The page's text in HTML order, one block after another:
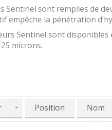
Sentinel sont remplies de
empêche la pénétration
Sentinel sont
microns.
Position Nom